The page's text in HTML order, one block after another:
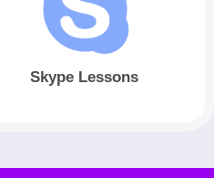
Skype Lessons